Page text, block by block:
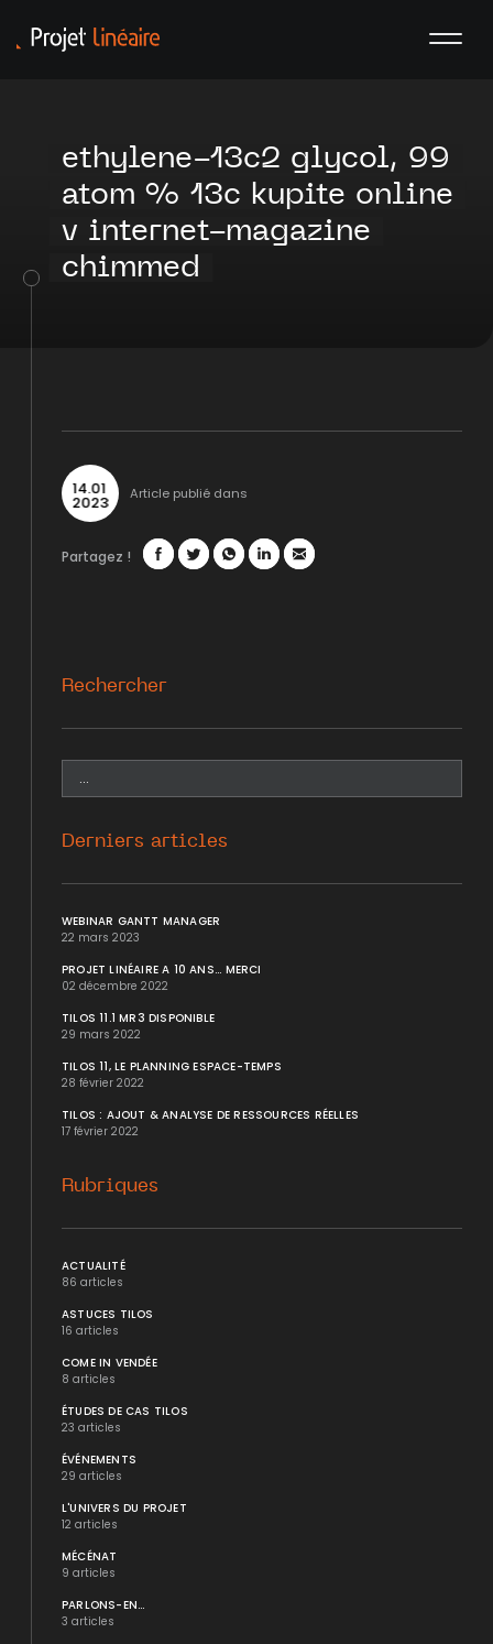
ethylene-13c2 glycol, 99
atom % 13c kupite online
v internet-magazine
chimmed
14.01
2023 Article publié dans
Partagez !
Rechercher
Derniers articles
WEBINAR GANTT MANAGER
22 mars 2023
PROJET LINÉAIRE A 10 ANS... MERCI
02 décembre 2022
TILOS 11.1 MR3 DISPONIBLE
29 mars 2022
TILOS 11, LE PLANNING ESPACE-TEMPS
28 février 2022
TILOS : AJOUT & ANALYSE DE RESSOURCES RÉELLES
17 février 2022
Rubriques
ACTUALITÉ
86 articles
ASTUCES TILOS
16 articles
COME IN VENDÉE
8 articles
ÉTUDES DE CAS TILOS
23 articles
ÉVÉNEMENTS
29 articles
L'UNIVERS DU PROJET
12 articles
MÉCÉNAT
9 articles
PARLONS-EN...
3 articles